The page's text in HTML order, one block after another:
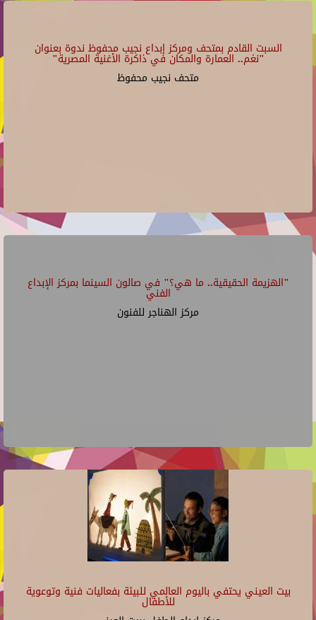
السبت القادم بمتحف ومركز إبداع نجيب محفوظ ندوة بعنوان
"نغم.. العمارة والمكان في ذاكرة الأغنية المصرية"
متحف نجيب محفوظ
"الهزيمة الحقيقية.. ما هي؟" في صالون السينما بمركز الإبداع
الفني
مركز الهناجر للفنون
بيت العيني يحتفي باليوم العالمي للبيئة بفعاليات فنية وتوعوية
للأطفال